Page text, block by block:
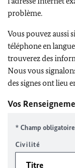
problème.
Vous pouvez aussi
téléphone en
trouverez des
Nous vous
des signes ont lieu
Vos
* Champ obligatoire
Civilité